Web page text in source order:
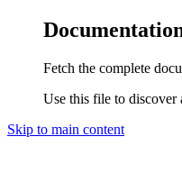
Fetch the complete
Use this file to discover
Skip to main content